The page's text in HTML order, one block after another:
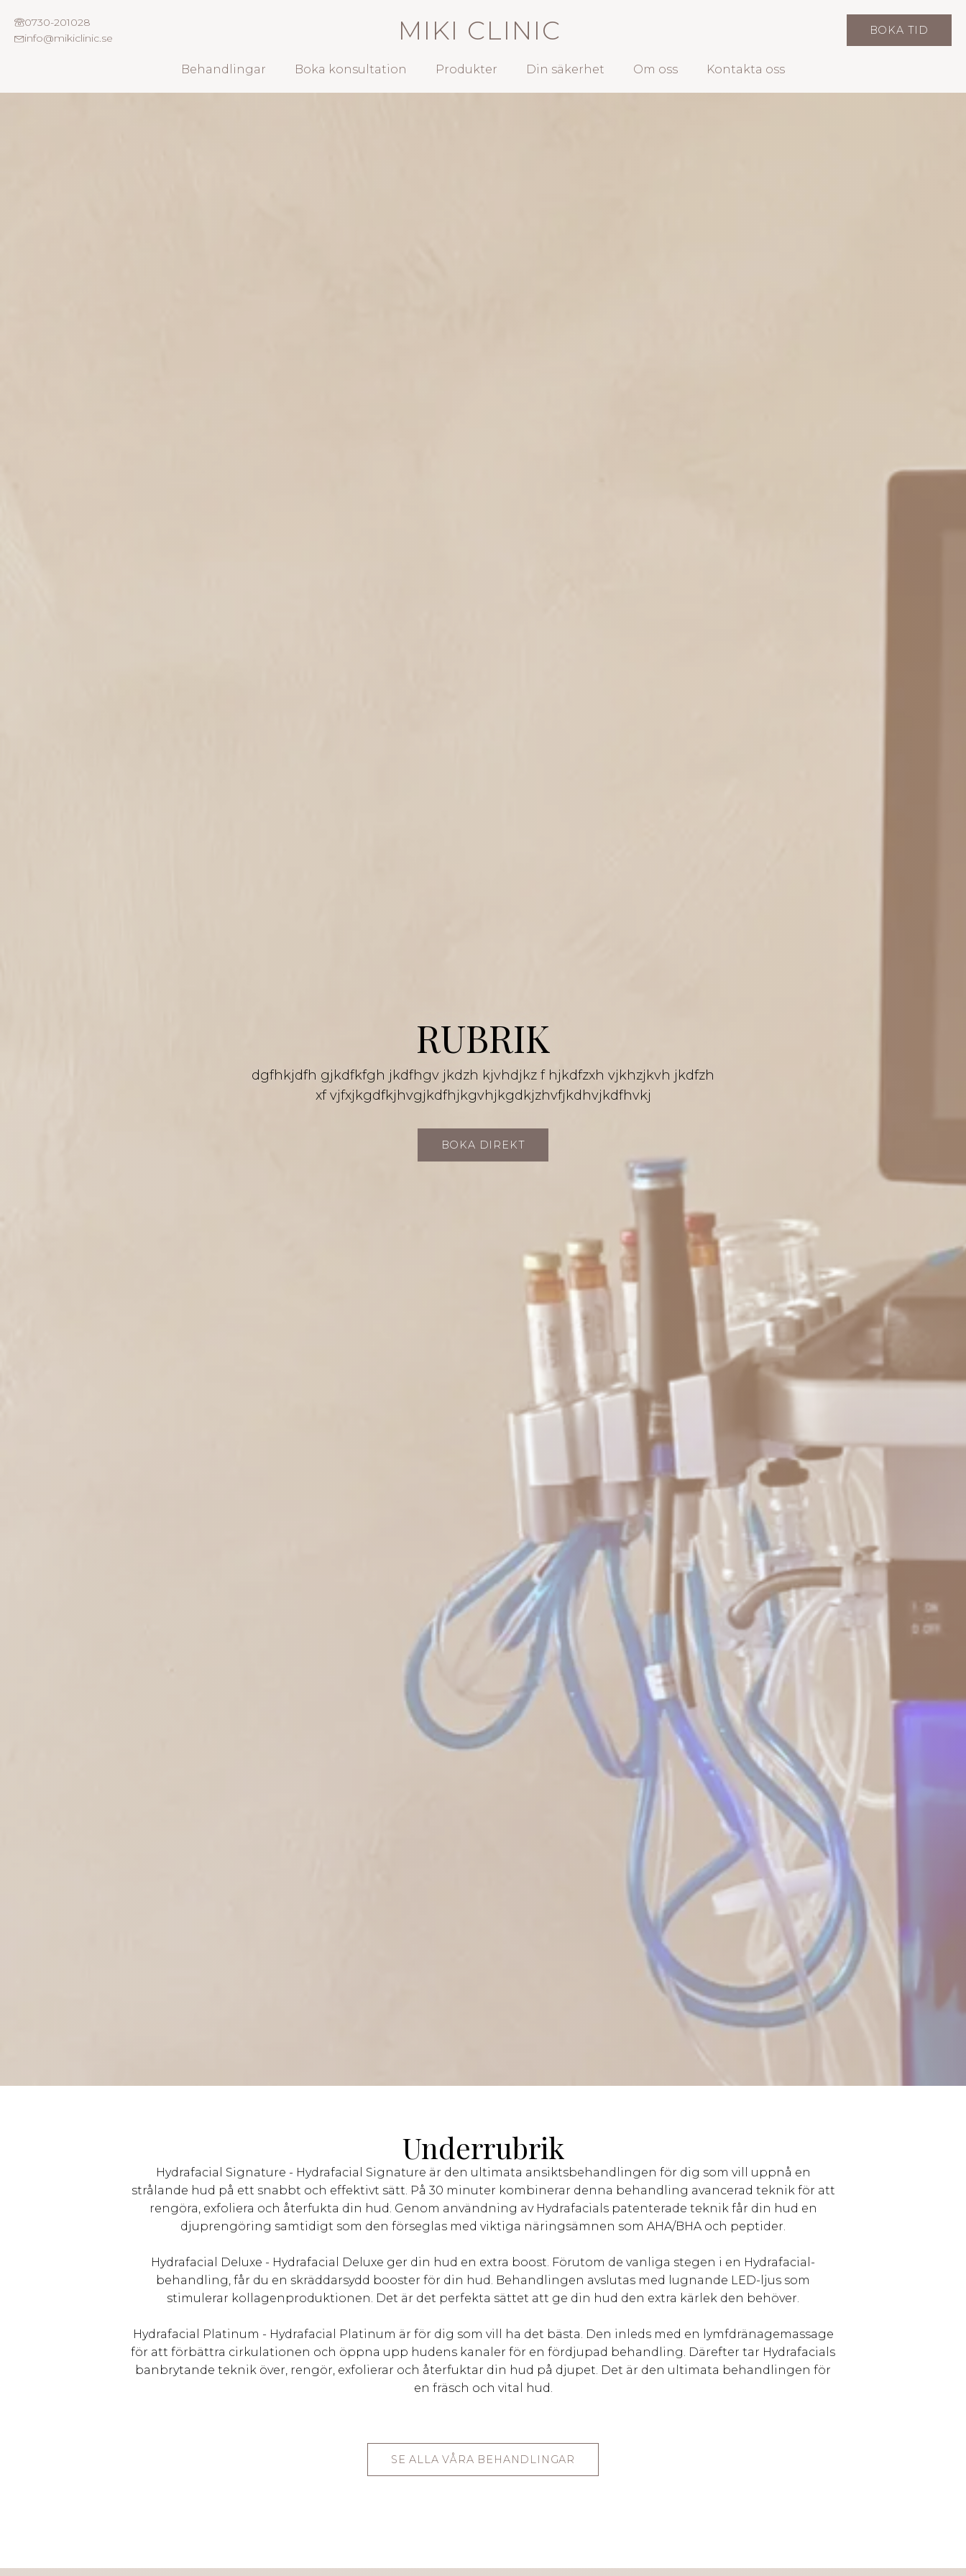
0730-201028
info@mikiclinic.se
MIKI CLINIC BOKA TID
Behandlingar Boka konsultation Produkter Din säkerhet Om oss Kontakta oss
RUBRIK
dgfhkjdfh gjkdfkfgh jkdfhgv jkdzh kjvhdjkz f hjkdfzxh vjkhzjkvh jkdfzh
xf vjfxjkgdfkjhvgjkdfhjkgvhjkgdkjzhvfjkdhvjkdfhvkj
BOKA DIREKT
Underrubrik
Hydrafacial Signature - Hydrafacial Signature är den ultimata ansiktsbehandlingen för dig som vill uppnå en
strålande hud på ett snabbt och effektivt sätt. På 30 minuter kombinerar denna behandling avancerad teknik för att
rengöra, exfoliera och återfukta din hud. Genom användning av Hydrafacials patenterade teknik får din hud en
djuprengöring samtidigt som den förseglas med viktiga näringsämnen som AHA/BHA och peptider.
Hydrafacial Deluxe - Hydrafacial Deluxe ger din hud en extra boost. Förutom de vanliga stegen i en Hydrafacial-
behandling, får du en skräddarsydd booster för din hud. Behandlingen avslutas med lugnande LED-ljus som
stimulerar kollagenproduktionen. Det är det perfekta sättet att ge din hud den extra kärlek den behöver.
Hydrafacial Platinum - Hydrafacial Platinum är för dig som vill ha det bästa. Den inleds med en lymfdränagemassage
för att förbättra cirkulationen och öppna upp hudens kanaler för en fördjupad behandling. Därefter tar Hydrafacials
banbrytande teknik över, rengör, exfolierar och återfuktar din hud på djupet. Det är den ultimata behandlingen för
en fräsch och vital hud.
SE ALLA VÅRA BEHANDLINGAR